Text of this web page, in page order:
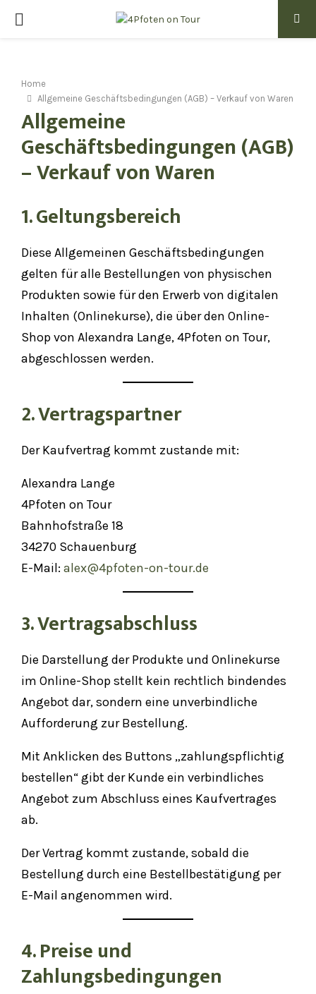
PRIMARY
Home
Allgemeine Geschäftsbedingungen (AGB) – Verkauf von Waren
Allgemeine
Geschäftsbedingungen (AGB)
– Verkauf von Waren
1. Geltungsbereich
Diese Allgemeinen Geschäftsbedingungen
gelten für alle Bestellungen von physischen
Produkten sowie für den Erwerb von digitalen
Inhalten (Onlinekurse), die über den Online-
Shop von Alexandra Lange, 4Pfoten on Tour,
abgeschlossen werden.
2. Vertragspartner
Der Kaufvertrag kommt zustande mit:
Alexandra Lange
4Pfoten on Tour
Bahnhofstraße 18
34270 Schauenburg
E-Mail: alex@4pfoten-on-tour.de
3. Vertragsabschluss
Die Darstellung der Produkte und Onlinekurse
im Online-Shop stellt kein rechtlich bindendes
Angebot dar, sondern eine unverbindliche
Aufforderung zur Bestellung.
Mit Anklicken des Buttons „zahlungspflichtig
bestellen“ gibt der Kunde ein verbindliches
Angebot zum Abschluss eines Kaufvertrages
ab.
Der Vertrag kommt zustande, sobald die
Bestellung durch eine Bestellbestätigung per
E-Mail angenommen wird.
4. Preise und
Zahlungsbedingungen